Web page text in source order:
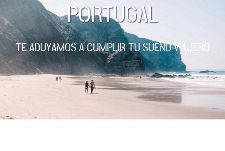
PORTUGAL
TE ADUYAMOS A CUMPLIR TU SUEÑO VIAJERO